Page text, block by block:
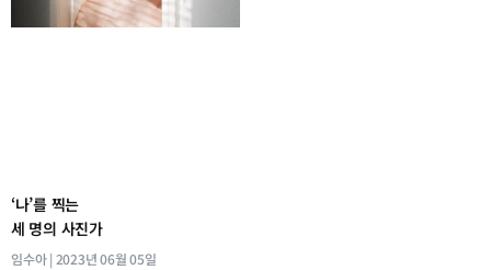
‘나’를 찍는
세 명의 사진가
임수아 2023년 06월 05일